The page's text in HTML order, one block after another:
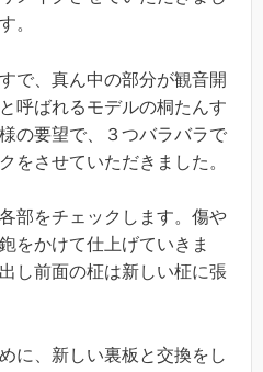
。
で、真ん中の部分が観音開
呼ばれるモデルの桐たんす
の要望で、３つバラバラで
をさせていただきました。
部をチェックします。傷や
をかけて仕上げていきま
し前面の柾は新しい柾に張
に、新しい裏板と交換をし